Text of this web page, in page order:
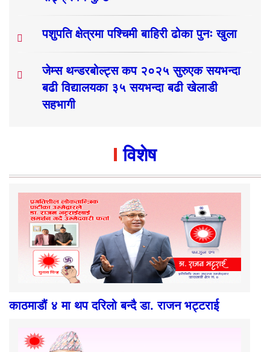
पशुपति क्षेत्रमा पश्चिमी बाहिरी ढोका पुनः खुला
जेम्स थन्डरबोल्ट्स कप २०२५ सुरुएक सयभन्दा
बढी विद्यालयका ३५ सयभन्दा बढी खेलाडी
सहभागी
विशेष
काठमाडौं ४ मा थप दरिलो बन्दै डा. राजन भट्टराई